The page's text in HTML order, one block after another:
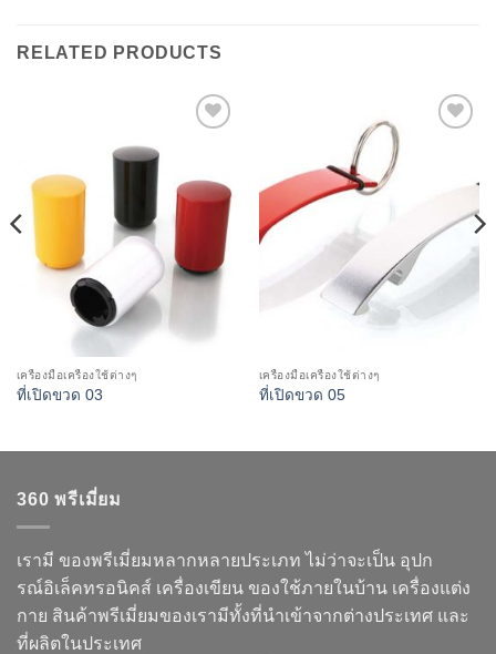
RELATED PRODUCTS
เครื่องมือเครื่องใช้ต่างๆ
ที่เปิดขวด 03
เครื่องมือเครื่องใช้ต่างๆ
ที่เปิดขวด 05
360 พรีเมี่ยม
เรามี ของพรีเมี่ยมหลากหลายประเภท ไม่ว่าจะเป็น อุปก
รณ์อิเล็คทรอนิคส์ เครื่องเขียน ของใช้ภายในบ้าน เครื่องแต่ง
กาย สินค้าพรีเมี่ยมของเรามีทั้งที่นำเข้าจากต่างประเทศ และ
ที่ผลิตในประเทศ